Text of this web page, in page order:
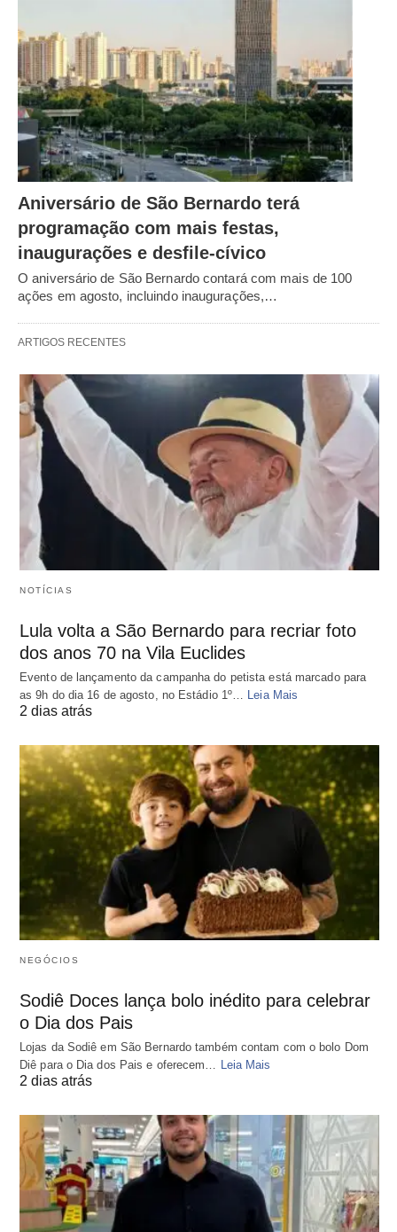
Aniversário de São Bernardo terá
programação com mais festas,
inaugurações e desfile-cívico
O aniversário de São Bernardo contará com mais de 100
ações em agosto, incluindo inaugurações,…
ARTIGOS RECENTES
NOTÍCIAS
Lula volta a São Bernardo para recriar foto
dos anos 70 na Vila Euclides
Evento de lançamento da campanha do petista está marcado para
as 9h do dia 16 de agosto, no Estádio 1º…
Leia Mais
2 dias atrás
NEGÓCIOS
Sodiê Doces lança bolo inédito para celebrar
o Dia dos Pais
Lojas da Sodiê em São Bernardo também contam com o bolo Dom
Diê para o Dia dos Pais e oferecem… Leia Mais
2 dias atrás